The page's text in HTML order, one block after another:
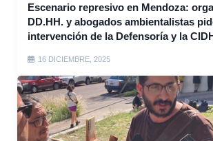
Escenario represivo en Mendoza:
DD.HH. y abogados ambientalistas
intervención de la Defensoría y la
16 DICIEMBRE, 2025